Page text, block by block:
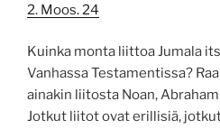
2. Moos. 24
Kuinka monta liittoa Jumala
Vanhassa Testamentissa?
ainakin liitosta Noan,
Jotkut liitot ovat erillisiä,